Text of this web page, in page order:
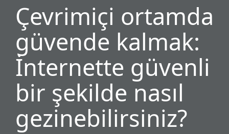
Çevrimiçi ortamda
güvende kalmak:
İnternette güvenli
bir şekilde nasıl
gezinebilirsiniz?